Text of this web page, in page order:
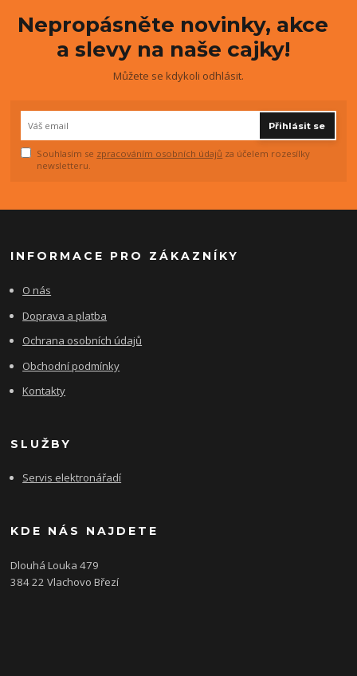
Nepropásněte novinky, akce
a slevy na naše cajky!
Můžete se kdykoli odhlásit.
Přihlásit se
Souhlasím se zpracováním osobních údajů za účelem rozesílky
newsletteru.
INFORMACE PRO ZÁKAZNÍKY
O nás
Doprava a platba
Ochrana osobních údajů
Obchodní podmínky
Kontakty
SLUŽBY
Servis elektronářadí
KDE NÁS NAJDETE
Dlouhá Louka 479
384 22 Vlachovo Březí